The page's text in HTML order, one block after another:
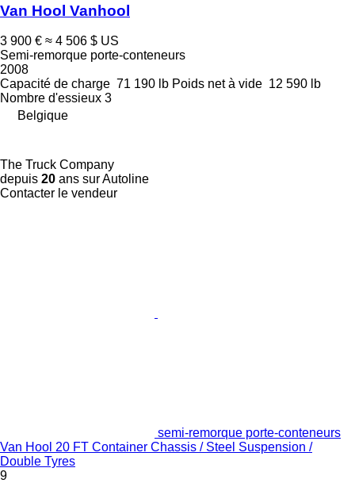
Van Hool Vanhool
3 900 € ≈ 4 506 $ US
Semi-remorque porte-conteneurs
2008
Capacité de charge 71 190 lb Poids net à vide 12 590 lb
Nombre d'essieux 3
Belgique
The Truck Company
depuis 20 ans sur Autoline
Contacter le vendeur
semi-remorque porte-conteneurs
Van Hool 20 FT Container Chassis / Steel Suspension /
Double Tyres
9